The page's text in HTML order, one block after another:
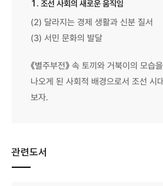
1. 조선 사회의 새로운 움직임
(2) 달라지는 경제 생활과 신분 질서
(3) 서민 문화의 발달
《별주부전》 속 토끼와 거북이의 모습
나오게 된 사회적 배경으로서 조선 시
보자.
관련도서